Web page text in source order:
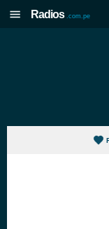
Radios .com.pe